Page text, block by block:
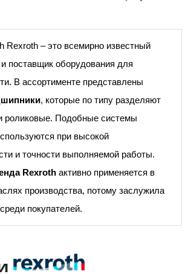
Rexroth – это всемирно известный
поставщик оборудования для
В ассортименте представлены
, которые по типу разделяют
роликовые. Подобные системы
при высокой
и точности выполняемой работы.
Rexroth активно применяется в
производства, потому заслужила
покупателей.